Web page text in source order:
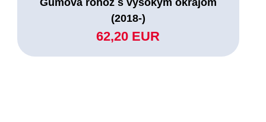
(2018-)
62,20 EUR